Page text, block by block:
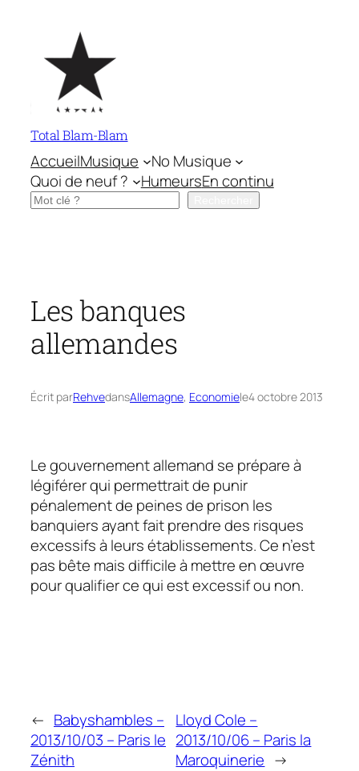
contenu
Total Blam-Blam
AccueilMusique
No Musique
Quoi de neuf ?
HumeursEn continu
Rechercher
Les banques
allemandes
Écrit parRehvedansAllemagne, Economiele4 octobre 2013
Le gouvernement allemand se prépare à
légiférer qui permettrait de punir
pénalement de peines de prison les
banquiers ayant fait prendre des risques
excessifs à leurs établissements. Ce n’est
pas bête mais difficile à mettre en œuvre
pour qualifier ce qui est excessif ou non.
← Babyshambles –
2013/10/03 – Paris le
Zénith
Lloyd Cole –
2013/10/06 – Paris la
Maroquinerie →